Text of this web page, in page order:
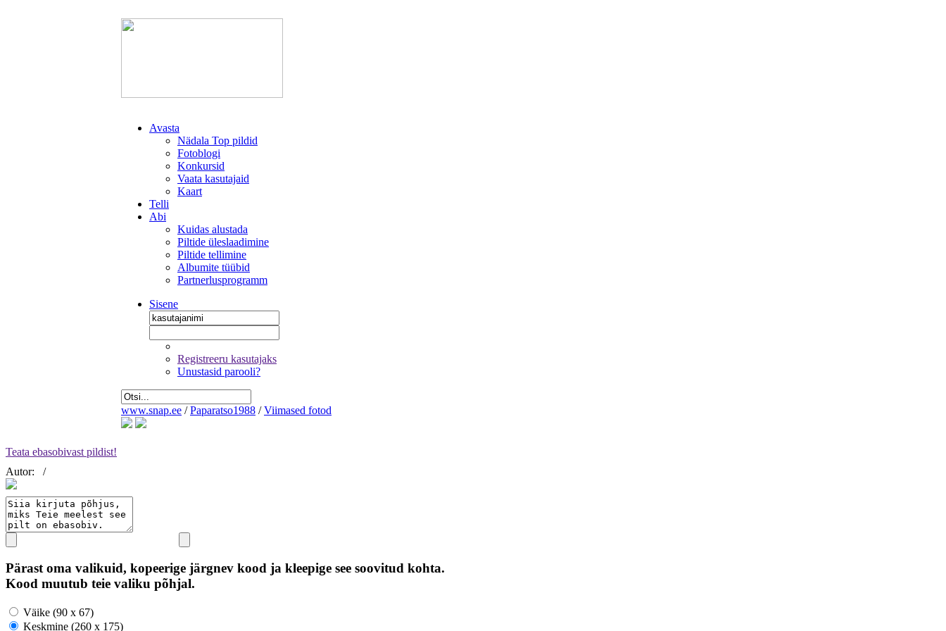
Avasta
Nädala Top pildid
Fotoblogi
Konkursid
Vaata kasutajaid
Kaart
Telli
Abi
Kuidas alustada
Piltide üleslaadimine
Piltide tellimine
Albumite tüübid
Partnerlusprogramm
Sisene
Registreeru kasutajaks
Unustasid parooli?
www.snap.ee / Paparatso1988 / Viimased fotod
Teata ebasobivast pildist!
Autor:
/
Pärast oma valikuid, kopeerige järgnev kood ja kleepige see soovitud kohta.
Kood muutub teie valiku põhjal.
Väike (90 x 67)
Keskmine (260 x 175)